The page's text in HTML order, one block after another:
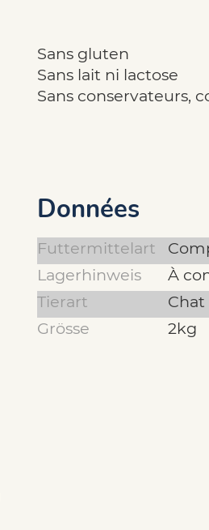
Sans gluten
Sans lait ni lactose
Sans conservateurs,
Données
Futtermittelart
Lagerhinweis
À
Tierart
Chat
Grösse
2kg